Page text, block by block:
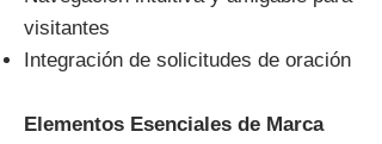
visitantes
Integración de solicitudes de oración
Elementos Esenciales de Marca